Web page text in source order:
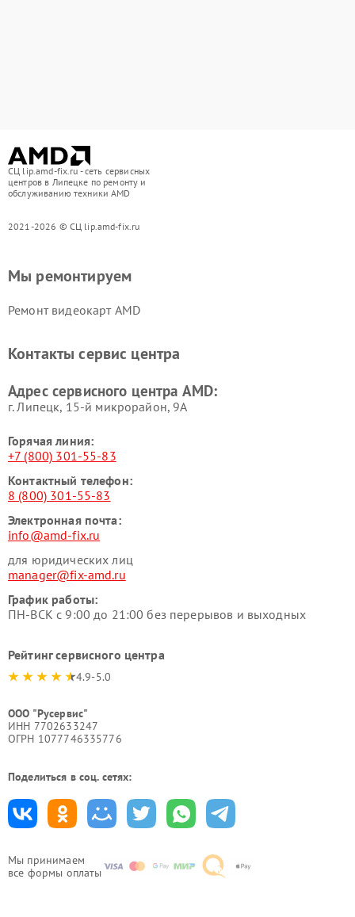
СЦ lip.amd-fix.ru - сеть сервисных
центров в Липецке по ремонту и
обслуживанию техники AMD
2021-2026 © СЦ lip.amd-fix.ru
Мы принимаем
все формы оплаты
Мы ремонтируем
Ремонт видеокарт AMD
Контакты сервис центра
Адрес сервисного центра AMD:
г. Липецк, 15-й микрорайон, 9А
Горячая линия:
+7 (800) 301-55-83
Контактный телефон:
8 (800) 301-55-83
Электронная почта:
info@amd-fix.ru
для юридических лиц
manager@fix-amd.ru
График работы:
ПН-ВСК с 9:00 до 21:00 без перерывов и выходных
Рейтинг сервисного центра
4.9-5.0
ООО "Русервис"
ИНН 7702633247
ОГРН 1077746335776
Поделиться в соц. сетях: